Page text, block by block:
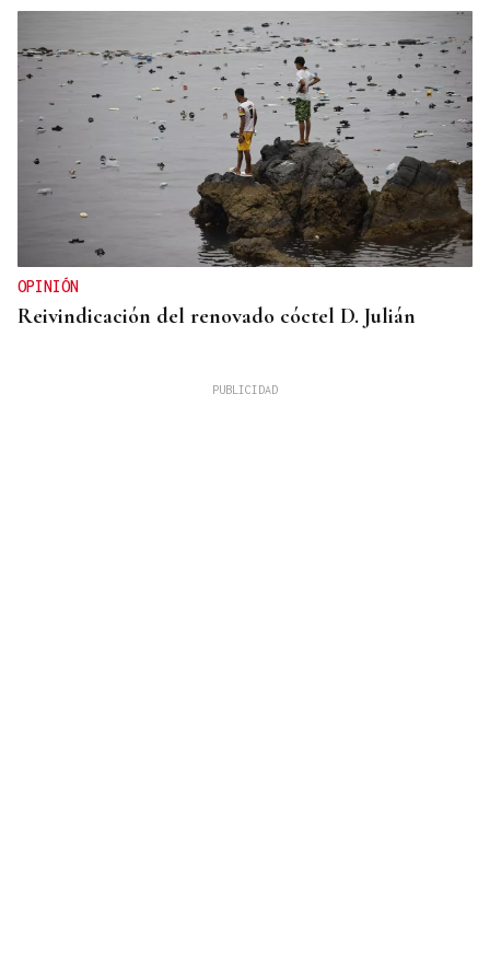
OPINIÓN
Reivindicación del renovado cóctel D. Julián